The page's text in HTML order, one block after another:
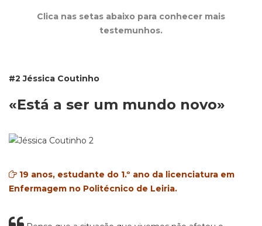
Clica nas setas abaixo para conhecer mais
testemunhos.
#2 Jéssica Coutinho
«Está a ser um mundo novo»
19 anos, estudante do 1.º ano da licenciatura em
Enfermagem no Politécnico de Leiria.